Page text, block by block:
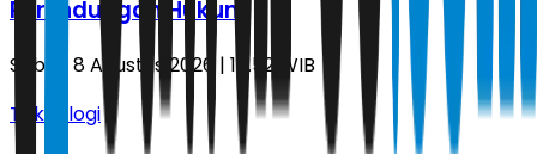
Perlindungan Hukum
Sabtu, 8 Agustus 2026 | 17.52 WIB
Teknologi